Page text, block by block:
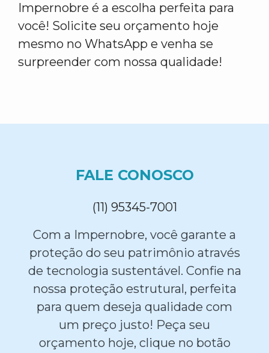
Impernobre é a escolha perfeita para
você! Solicite seu orçamento hoje
mesmo no WhatsApp e venha se
surpreender com nossa qualidade!
FALE CONOSCO
(11) 95345-7001
Com a Impernobre, você garante a
proteção do seu patrimônio através
de tecnologia sustentável. Confie na
nossa proteção estrutural, perfeita
para quem deseja qualidade com
um preço justo! Peça seu
orçamento hoje, clique no botão